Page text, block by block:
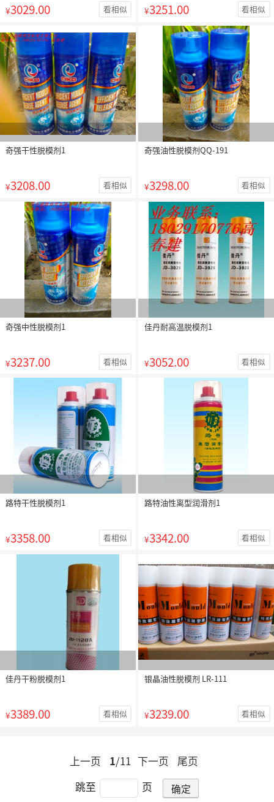
¥3029.00 看相似 ¥3251.00 看相似
奇强干性脱模剂1
¥3208.00 看相似
奇强油性脱模剂QQ-191
¥3298.00 看相似
奇强中性脱模剂1
¥3237.00 看相似
佳丹耐高温脱模剂1
¥3052.00 看相似
路特干性脱模剂1
¥3358.00 看相似
路特油性离型润滑剂1
¥3342.00 看相似
佳丹干粉脱模剂1
¥3389.00 看相似
银晶油性脱模剂 LR-111
¥3239.00 看相似
上一页 1/11 下一页
尾页
跳至
页 确定